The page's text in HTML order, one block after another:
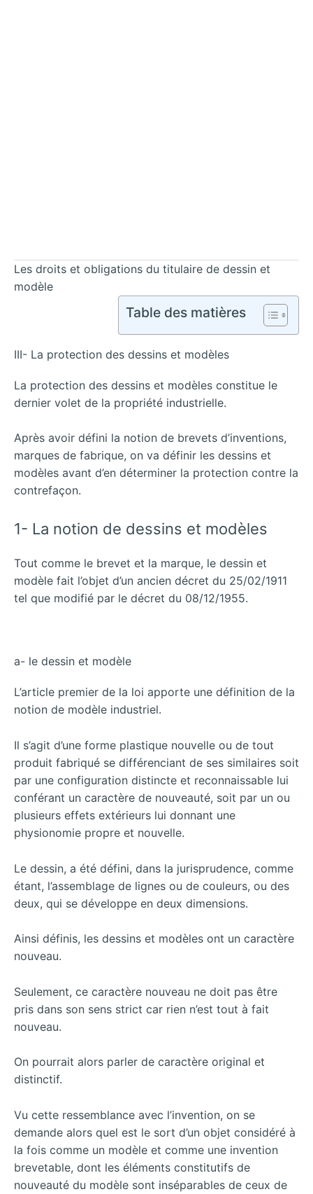
Les droits et obligations du titulaire de dessin et
modèle
Table des matières
III- La protection des dessins et modèles
La protection des dessins et modèles constitue le
dernier volet de la propriété industrielle.
Après avoir défini la notion de brevets d’inventions,
marques de fabrique, on va définir les dessins et
modèles avant d’en déterminer la protection contre la
contrefaçon.
1- La notion de dessins et modèles
Tout comme le brevet et la marque, le dessin et
modèle fait l’objet d’un ancien décret du 25/02/1911
tel que modifié par le décret du 08/12/1955.
a- le dessin et modèle
L’article premier de la loi apporte une définition de la
notion de modèle industriel.
Il s’agit d’une forme plastique nouvelle ou de tout
produit fabriqué se différenciant de ses similaires soit
par une configuration distincte et reconnaissable lui
conférant un caractère de nouveauté, soit par un ou
plusieurs effets extérieurs lui donnant une
physionomie propre et nouvelle.
Le dessin, a été défini, dans la jurisprudence, comme
étant, l’assemblage de lignes ou de couleurs, ou des
deux, qui se développe en deux dimensions.
Ainsi définis, les dessins et modèles ont un caractère
nouveau.
Seulement, ce caractère nouveau ne doit pas être
pris dans son sens strict car rien n’est tout à fait
nouveau.
On pourrait alors parler de caractère original et
distinctif.
Vu cette ressemblance avec l’invention, on se
demande alors quel est le sort d’un objet considéré à
la fois comme un modèle et comme une invention
brevetable, dont les éléments constitutifs de
nouveauté du modèle sont inséparables de ceux de